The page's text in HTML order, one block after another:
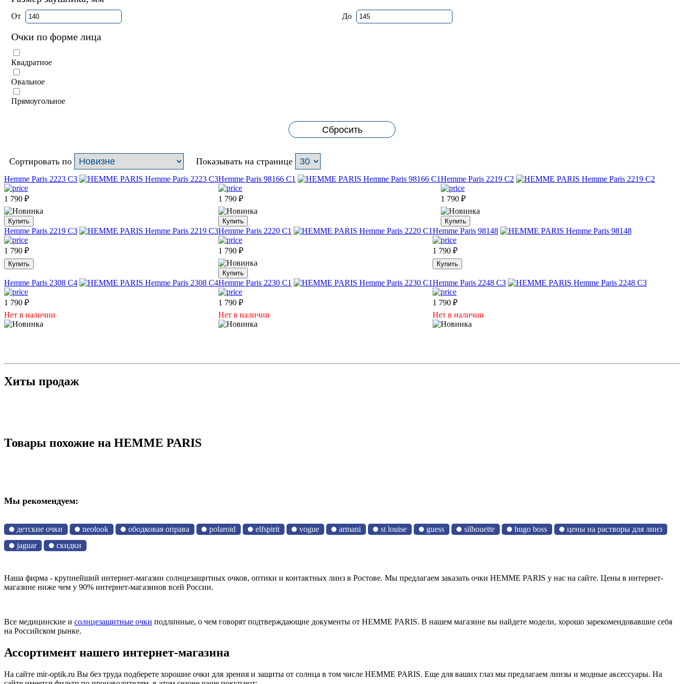
От До
Очки по форме лица
Квадратное
Овальное
Прямоугольное
Сбросить
Сортировать по Показывать на странице
Hemme Paris 2223 C3
1 790 ₽
Купить
Hemme Paris 98166 C1
1 790 ₽
Купить
Hemme Paris 2219 C2
1 790 ₽
Купить
Hemme Paris 2219 C3
1 790 ₽
Купить
Hemme Paris 2220 C1
1 790 ₽
Купить
Hemme Paris 98148
1 790 ₽
Купить
Hemme Paris 2308 C4
1 790 ₽
Нет в наличии
Hemme Paris 2230 C1
1 790 ₽
Нет в наличии
Hemme Paris 2248 C3
1 790 ₽
Нет в наличии
Хиты продаж
Товары похожие на HEMME PARIS
Мы рекомендуем:
детские очки neolook ободковая оправа polaroid elfspirit vogue armani st louise guess silhouette hugo boss
цены на растворы для линз
jaguar
скидки
Наша фирма - крупнейший интернет-магазин солнцезащитных очков, оптики и контактных линз в Ростове. Мы предлагаем заказать очки HEMME PARIS у нас на сайте. Цены в интернет-
магазине ниже чем у 90% интернет-магазинов всей России.
Все медицинские и солнцезащитные очки подлинные, о чем говорят подтверждающие документы от HEMME PARIS. В нашем магазине вы найдете модели, хорошо зарекомендовавшие себя
на Российском рынке.
Ассортимент нашего интернет-магазина
На сайте mir-optik.ru Вы без труда подберете хорошие очки для зрения и защиты от солнца в том числе HEMME PARIS. Еще для ваших глаз мы предлагаем линзы и модные аксессуары. На